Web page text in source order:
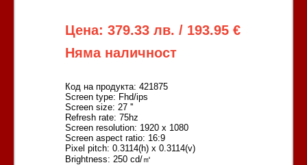
Цена: 379.33 лв. / 193.95 €
Няма наличност
Код на продукта: 421875
Screen type: Fhd/ips
Screen size: 27 ''
Refresh rate: 75hz
Screen resolution: 1920 x 1080
Screen aspect ratio: 16:9
Pixel pitch: 0.3114(h) x 0.3114(v)
Brightness: 250 cd/㎡